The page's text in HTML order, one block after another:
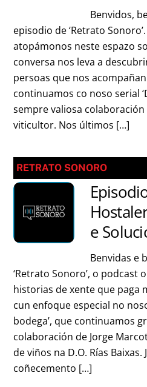
Benvidos,
episodio de ‘Retrato
atopámonos neste espazo
conversa nos leva a
persoas que nos
continuamos co noso serial
sempre valiosa colaboración
viticultor. Nos últimos […]
RETRATO SONORO
e
Benvidas e
‘Retrato Sonoro’, o podcast
historias de xente que paga
cun enfoque especial no
bodega’, que continuamos
colaboración de Jorge
de viños na D.O. Rías
coñecemento […]